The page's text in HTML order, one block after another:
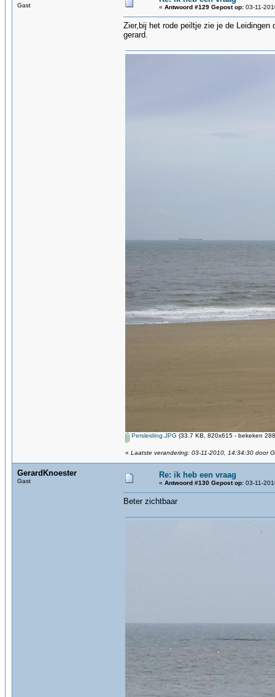
Gast « Antwoord #129 Gepost op: 03-11-
Zier,bij het rode peiltje zie je de
gerard.
Persleiding.JPG (33.7 KB, 820x615 - bekeken
« Laatste verandering: 03-11-2010, 14:34:30 door
GerardKnoester
Gast
Re: ik heb een vraag
« Antwoord #130 Gepost op: 03-11-
Beter zichtbaar